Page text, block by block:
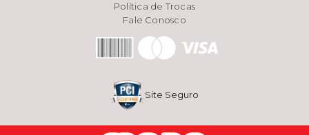
Política de Trocas
Fale Conosco
Site Seguro